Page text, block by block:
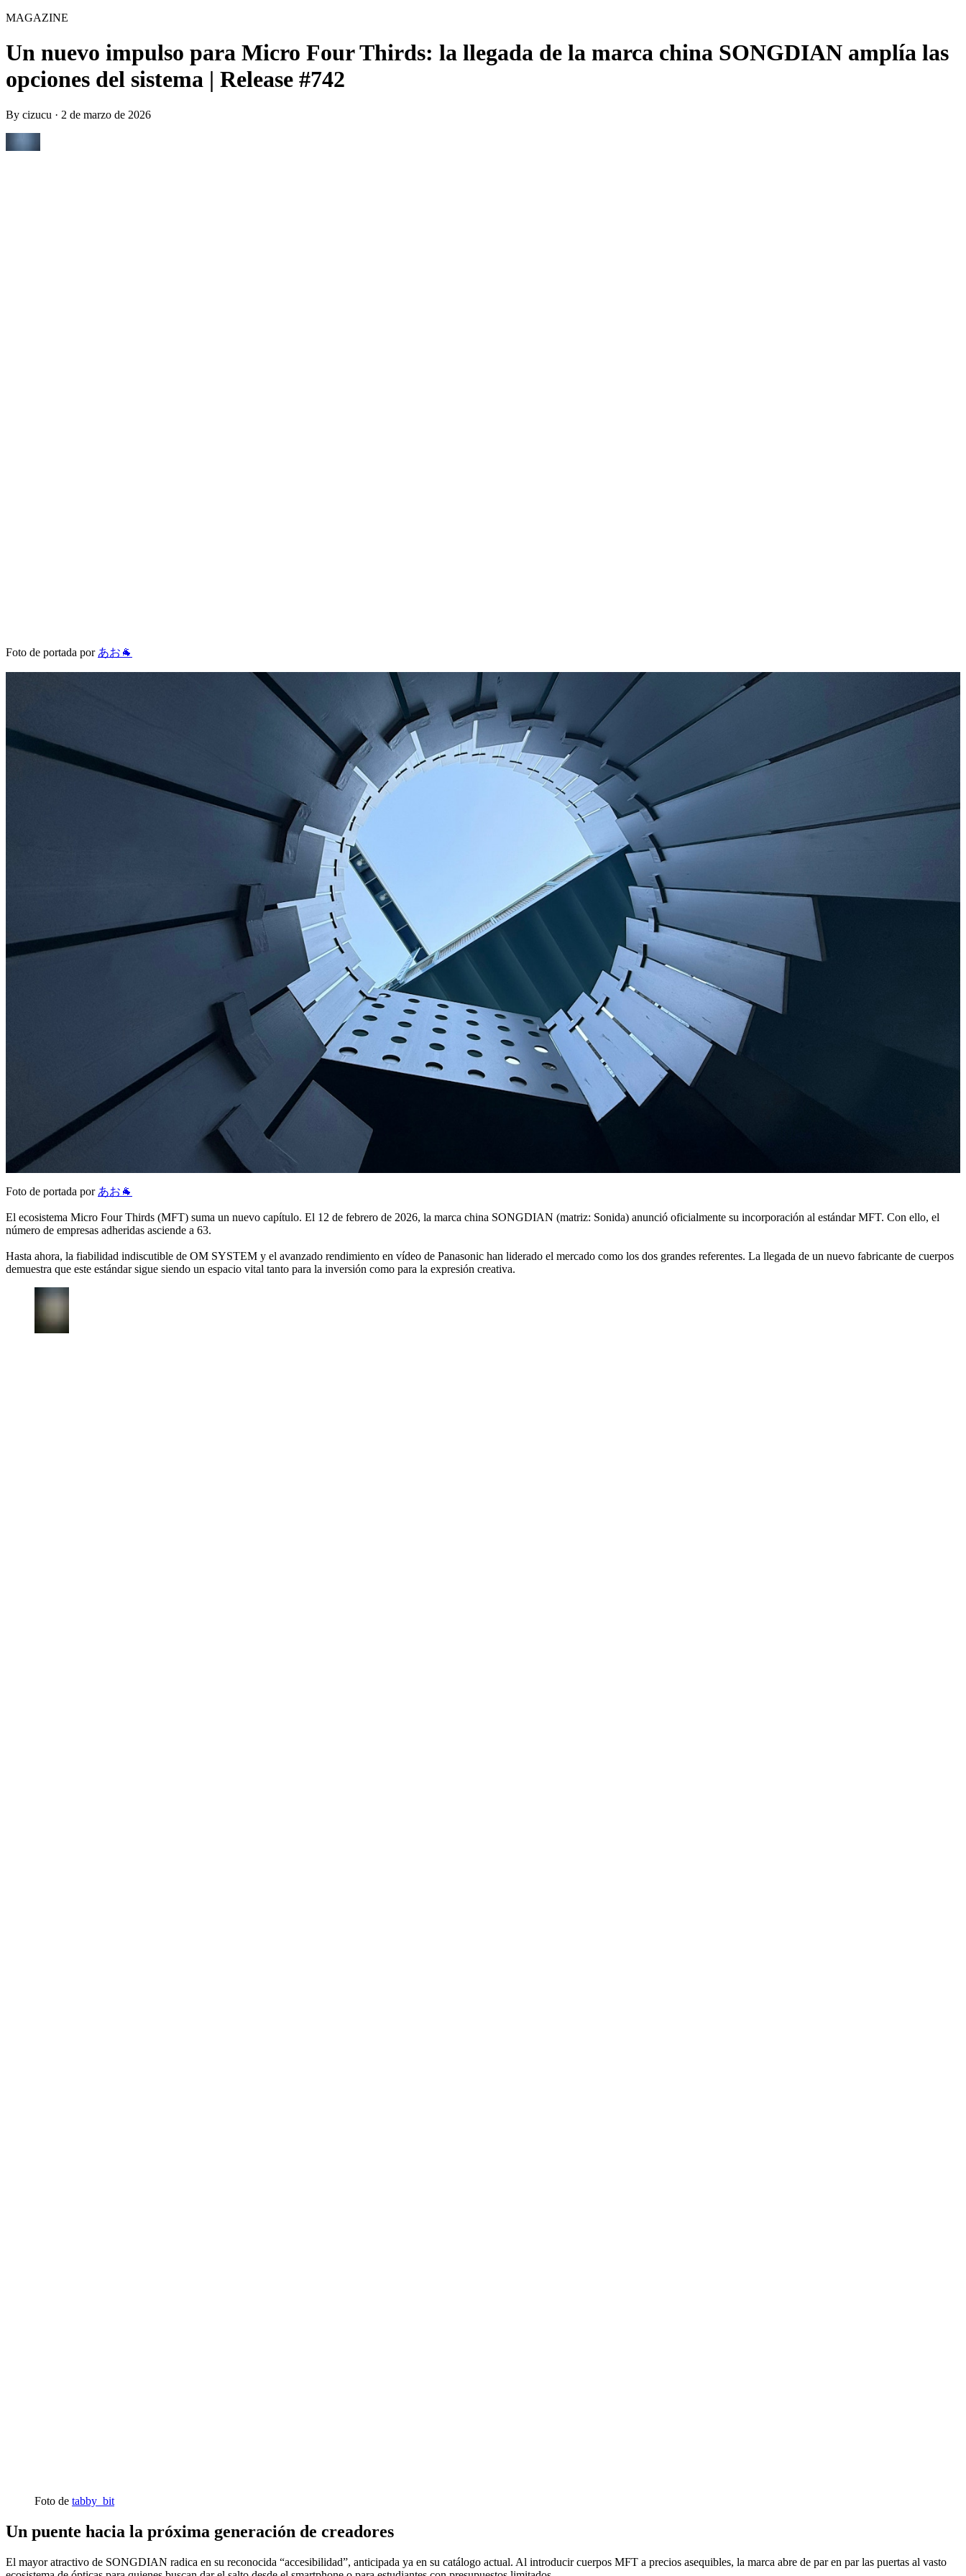
MAGAZINE
Un nuevo impulso para Micro Four Thirds: la llegada de la marca china SONGDIAN amplía las
opciones del sistema | Release #742
By cizucu · 2 de marzo de 2026
Foto de portada por あお🐐
Foto de portada por あお🐐
El ecosistema Micro Four Thirds (MFT) suma un nuevo capítulo. El 12 de febrero de 2026, la marca china SONGDIAN (matriz: Sonida) anunció oficialmente su incorporación al estándar MFT. Con ello, el
número de empresas adheridas asciende a 63.
Hasta ahora, la fiabilidad indiscutible de OM SYSTEM y el avanzado rendimiento en vídeo de Panasonic han liderado el mercado como los dos grandes referentes. La llegada de un nuevo fabricante de cuerpos
demuestra que este estándar sigue siendo un espacio vital tanto para la inversión como para la expresión creativa.
Foto de tabby_bit
Un puente hacia la próxima generación de creadores
El mayor atractivo de SONGDIAN radica en su reconocida “accesibilidad”, anticipada ya en su catálogo actual. Al introducir cuerpos MFT a precios asequibles, la marca abre de par en par las puertas al vasto